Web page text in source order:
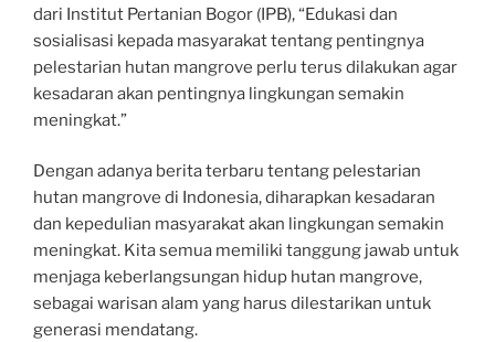
dari Institut Pertanian Bogor (IPB), “Edukasi dan
sosialisasi kepada masyarakat tentang pentingnya
pelestarian hutan mangrove perlu terus dilakukan agar
kesadaran akan pentingnya lingkungan semakin
meningkat.”
Dengan adanya berita terbaru tentang pelestarian
hutan mangrove di Indonesia, diharapkan kesadaran
dan kepedulian masyarakat akan lingkungan semakin
meningkat. Kita semua memiliki tanggung jawab untuk
menjaga keberlangsungan hidup hutan mangrove,
sebagai warisan alam yang harus dilestarikan untuk
generasi mendatang.